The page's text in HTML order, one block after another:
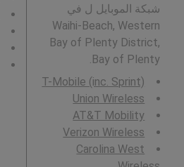
شبكة الموبايل ل في
Waihi-Beach, Western
Bay of Plenty District,
Bay of Plenty.
T-Mobile (inc. Sprint)
Union Wireless
AT&T Mobility
Verizon Wireless
Carolina West